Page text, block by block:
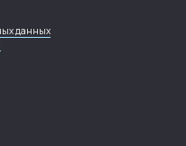
данных